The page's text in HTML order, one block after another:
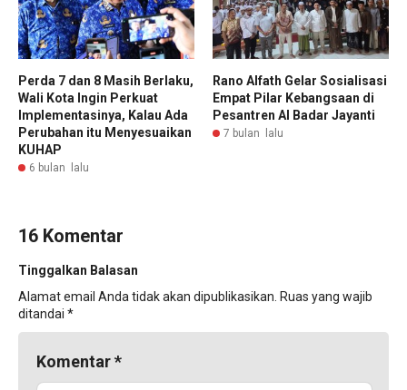
Perda 7 dan 8 Masih Berlaku,
Wali Kota Ingin Perkuat
Implementasinya, Kalau Ada
Perubahan itu Menyesuaikan
KUHAP
6 bulan lalu
Rano Alfath Gelar Sosialisasi
Empat Pilar Kebangsaan di
Pesantren Al Badar Jayanti
7 bulan lalu
16 Komentar
Tinggalkan Balasan
Alamat email Anda tidak akan dipublikasikan. Ruas yang wajib
ditandai *
Komentar*